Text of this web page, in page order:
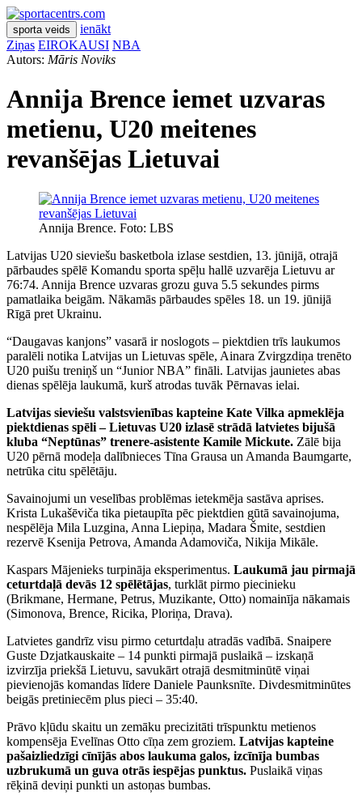
sporta veids
ienākt
Ziņas EIROKAUSI NBA
Autors: Māris Noviks
Annija Brence iemet uzvaras
metienu, U20 meitenes
revanšējas Lietuvai
Annija Brence. Foto: LBS
Latvijas U20 sieviešu basketbola izlase sestdien, 13. jūnijā, otrajā
pārbaudes spēlē Komandu sporta spēļu hallē uzvarēja Lietuvu ar
76:74. Annija Brence uzvaras grozu guva 5.5 sekundes pirms
pamatlaika beigām. Nākamās pārbaudes spēles 18. un 19. jūnijā
Rīgā pret Ukrainu.
“Daugavas kanjons” vasarā ir noslogots – piektdien trīs laukumos
paralēli notika Latvijas un Lietuvas spēle, Ainara Zvirgzdiņa trenēto
U20 puišu treniņš un “Junior NBA” fināli. Latvijas jaunietes abas
dienas spēlēja laukumā, kurš atrodas tuvāk Pērnavas ielai.
Latvijas sieviešu valstsvienības kapteine Kate Vilka apmeklēja
piektdienas spēli – Lietuvas U20 izlasē strādā latvietes bijušā
kluba “Neptūnas” trenere-asistente Kamile Mickute. Zālē bija
U20 pērnā modeļa dalībnieces Tīna Grausa un Amanda Baumgarte,
netrūka citu spēlētāju.
Savainojumi un veselības problēmas ietekmēja sastāva aprises.
Krista Lukašēviča tika pietaupīta pēc piektdien gūtā savainojuma,
nespēlēja Mila Luzgina, Anna Liepiņa, Madara Šmite, sestdien
rezervē Ksenija Petrova, Amanda Adamoviča, Nikija Mikāle.
Kaspars Mājenieks turpināja eksperimentus. Laukumā jau pirmajā
ceturtdaļā devās 12 spēlētājas, turklāt pirmo piecinieku
(Brikmane, Hermane, Petrus, Muzikante, Otto) nomainīja nākamais
(Simonova, Brence, Ricika, Ploriņa, Drava).
Latvietes gandrīz visu pirmo ceturtdaļu atradās vadībā. Snaipere
Guste Dzjatkauskaite – 14 punkti pirmajā puslaikā – izskaņā
izvirzīja priekšā Lietuvu, savukārt otrajā desmitminūtē viņai
pievienojās komandas līdere Daniele Paunksnīte. Divdesmitminūtes
beigās pretiniecēm plus pieci – 35:40.
Prāvo kļūdu skaitu un zemāku precizitāti trīspunktu metienos
kompensēja Evelīnas Otto cīņa zem groziem. Latvijas kapteine
pašaizliedzīgi cīnījās abos laukuma galos, izcīnīja bumbas
uzbrukumā un guva otrās iespējas punktus. Puslaikā viņas
rēķinā deviņi punkti un astoņas bumbas.